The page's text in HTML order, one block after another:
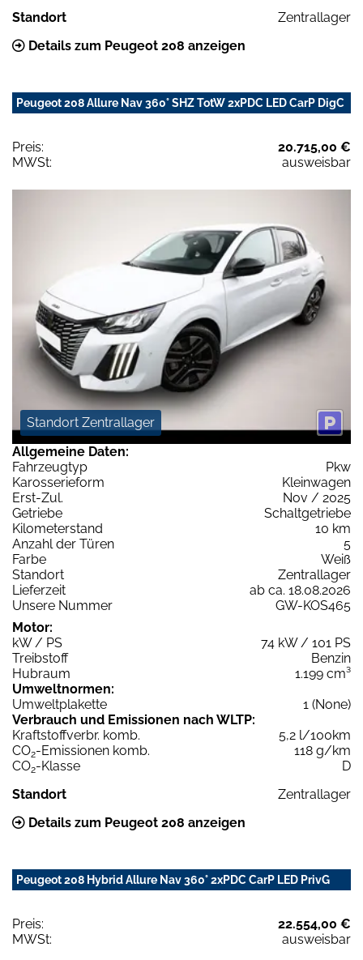
Standort
Zentrallager
Details zum Peugeot 208 anzeigen
Peugeot 208 Allure Nav 360° SHZ TotW 2xPDC LED CarP DigC
Preis:
20.715,00 €
MWSt:
ausweisbar
Standort Zentrallager
Allgemeine Daten:
Fahrzeugtyp
Pkw
Karosserieform
Kleinwagen
Erst-Zul.
Nov / 2025
Getriebe
Schaltgetriebe
Kilometerstand
10 km
Anzahl der Türen
5
Farbe
Weiß
Standort
Zentrallager
Lieferzeit
ab ca. 18.08.2026
Unsere Nummer
GW-KOS465
Motor:
kW / PS
74 kW / 101 PS
Treibstoff
Benzin
Hubraum
1.199 cm³
Umweltnormen:
Umweltplakette
1 (None)
Verbrauch und Emissionen nach WLTP:
Kraftstoffverbr. komb.
5,2 l/100km
CO2-Emissionen komb.
118 g/km
CO2-Klasse
D
Standort
Zentrallager
Details zum Peugeot 208 anzeigen
Peugeot 208 Hybrid Allure Nav 360° 2xPDC CarP LED PrivG
Preis:
22.554,00 €
MWSt:
ausweisbar